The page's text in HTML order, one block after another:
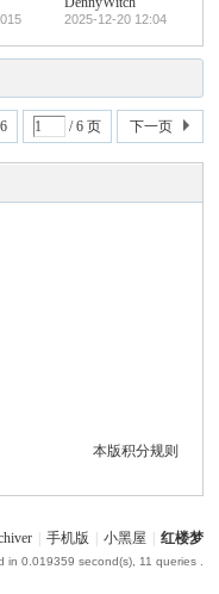
2025-12-20 12:04
6 / 6 页 下一页
本版积分规则
手机版 小黑屋 红楼梦
in 0.019359 second(s), 11 queries .